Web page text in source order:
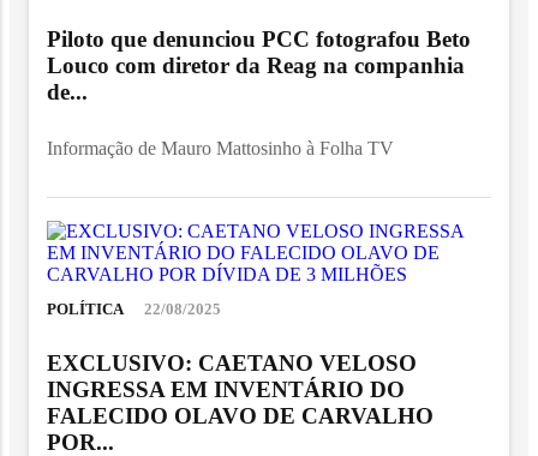
Piloto que denunciou PCC fotografou Beto
Louco com diretor da Reag na companhia
de...
Informação de Mauro Mattosinho à Folha TV
POLÍTICA 22/08/2025
EXCLUSIVO: CAETANO VELOSO
INGRESSA EM INVENTÁRIO DO
FALECIDO OLAVO DE CARVALHO
POR...